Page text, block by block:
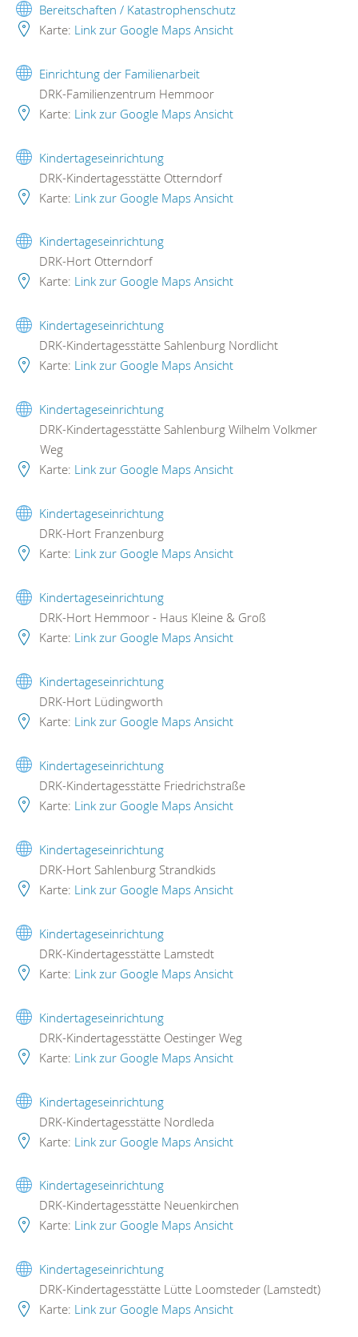
Bereitschaften / Katastrophenschutz
Karte: Link zur Google Maps Ansicht
Einrichtung der Familienarbeit
DRK-Familienzentrum Hemmoor
Karte: Link zur Google Maps Ansicht
Kindertageseinrichtung
DRK-Kindertagesstätte Otterndorf
Karte: Link zur Google Maps Ansicht
Kindertageseinrichtung
DRK-Hort Otterndorf
Karte: Link zur Google Maps Ansicht
Kindertageseinrichtung
DRK-Kindertagesstätte Sahlenburg Nordlicht
Karte: Link zur Google Maps Ansicht
Kindertageseinrichtung
DRK-Kindertagesstätte Sahlenburg Wilhelm Volkmer
Weg
Karte: Link zur Google Maps Ansicht
Kindertageseinrichtung
DRK-Hort Franzenburg
Karte: Link zur Google Maps Ansicht
Kindertageseinrichtung
DRK-Hort Hemmoor - Haus Kleine & Groß
Karte: Link zur Google Maps Ansicht
Kindertageseinrichtung
DRK-Hort Lüdingworth
Karte: Link zur Google Maps Ansicht
Kindertageseinrichtung
DRK-Kindertagesstätte Friedrichstraße
Karte: Link zur Google Maps Ansicht
Kindertageseinrichtung
DRK-Hort Sahlenburg Strandkids
Karte: Link zur Google Maps Ansicht
Kindertageseinrichtung
DRK-Kindertagesstätte Lamstedt
Karte: Link zur Google Maps Ansicht
Kindertageseinrichtung
DRK-Kindertagesstätte Oestinger Weg
Karte: Link zur Google Maps Ansicht
Kindertageseinrichtung
DRK-Kindertagesstätte Nordleda
Karte: Link zur Google Maps Ansicht
Kindertageseinrichtung
DRK-Kindertagesstätte Neuenkirchen
Karte: Link zur Google Maps Ansicht
Kindertageseinrichtung
DRK-Kindertagesstätte Lütte Loomsteder (Lamstedt)
Karte: Link zur Google Maps Ansicht